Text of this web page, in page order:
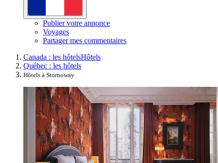
Publier votre annonce
Voyages
Partager mes commentaires
Canada : les hôtelsHôtels
Québec : les hôtels
Hôtels à Stornoway